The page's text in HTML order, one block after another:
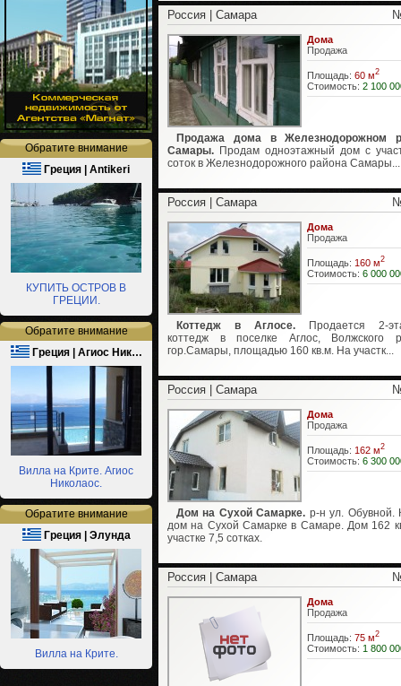
Обратите внимание
Греция | Antikeri
КУПИТЬ ОСТРОВ В
ГРЕЦИИ.
Обратите внимание
Греция | Агиос Ник…
Вилла на Крите. Агиос
Николаос.
Обратите внимание
Греция | Элунда
Вилла на Крите.
Россия | Самара
Дома
Продажа
Площадь: 60 м2
Стоимость: 2 100
Продажа дома в Железнодорожном
Самары. Продам одноэтажный дом с
соток в Железнодорожного района Самары...
Россия | Самара
Дома
Продажа
Площадь: 160 м2
Стоимость: 6 000
Коттедж в Аглосе.
Продается 2-
коттедж в поселке Аглос, Волжского
гор.Самары, площадью 160 кв.м. На участк...
Россия | Самара
Дома
Продажа
Площадь: 162 м2
Стоимость: 6 300
Дом на Сухой Самарке. р-н ул. Обувной.
дом на Сухой Самарке в Самаре. Дом 162
участке 7,5 сотках.
Россия | Самара
Дома
Продажа
Площадь: 75 м2
Стоимость: 1 800